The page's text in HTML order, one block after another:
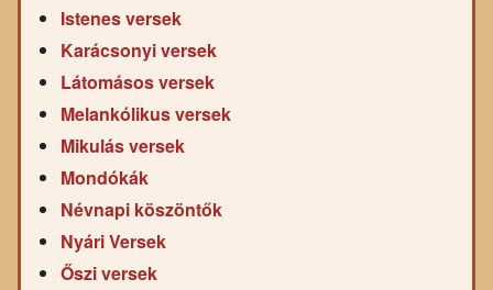
Istenes versek
Karácsonyi versek
Látomásos versek
Melankólikus versek
Mikulás versek
Mondókák
Névnapi köszöntők
Nyári Versek
Őszi versek